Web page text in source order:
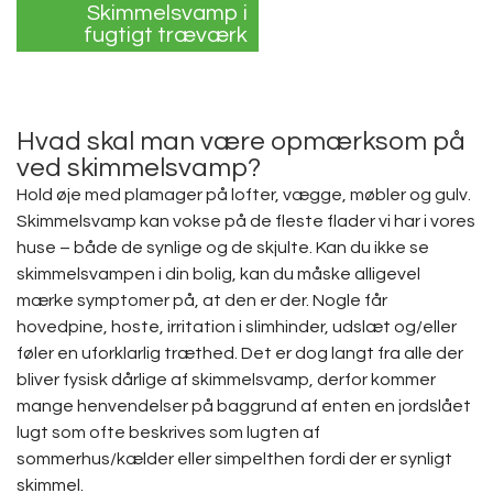
Skimmelsvamp i
fugtigt træværk
Hvad skal man være opmærksom på
ved skimmelsvamp?
Hold øje med plamager på lofter, vægge, møbler og gulv.
Skimmelsvamp kan vokse på de fleste flader vi har i vores
huse – både de synlige og de skjulte. Kan du ikke se
skimmelsvampen i din bolig, kan du måske alligevel
mærke symptomer på, at den er der. Nogle får
hovedpine, hoste, irritation i slimhinder, udslæt og/eller
føler en uforklarlig træthed. Det er dog langt fra alle der
bliver fysisk dårlige af skimmelsvamp, derfor kommer
mange henvendelser på baggrund af enten en jordslået
lugt som ofte beskrives som lugten af
sommerhus/kælder eller simpelthen fordi der er synligt
skimmel.